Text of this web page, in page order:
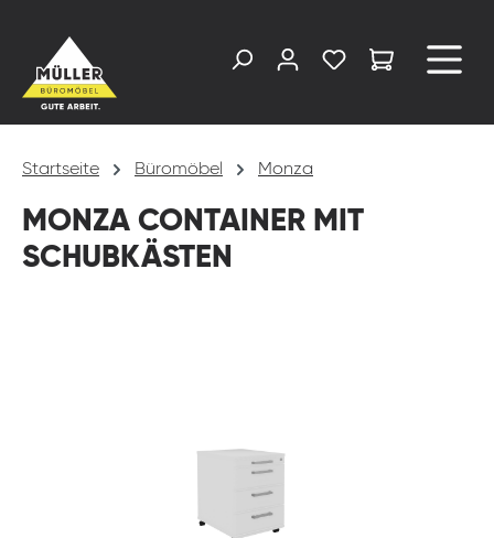
Startseite Büromöbel Monza
MONZA CONTAINER MIT
SCHUBKÄSTEN